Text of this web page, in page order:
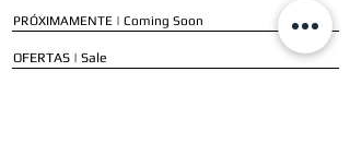
PRÓXIMAMENTE | Coming Soon
OFERTAS | Sale